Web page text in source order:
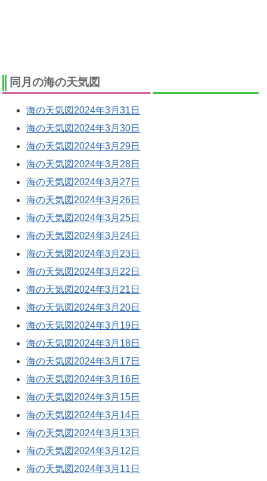
同月の海の天気図
海の天気図2024年3月31日
海の天気図2024年3月30日
海の天気図2024年3月29日
海の天気図2024年3月28日
海の天気図2024年3月27日
海の天気図2024年3月26日
海の天気図2024年3月25日
海の天気図2024年3月24日
海の天気図2024年3月23日
海の天気図2024年3月22日
海の天気図2024年3月21日
海の天気図2024年3月20日
海の天気図2024年3月19日
海の天気図2024年3月18日
海の天気図2024年3月17日
海の天気図2024年3月16日
海の天気図2024年3月15日
海の天気図2024年3月14日
海の天気図2024年3月13日
海の天気図2024年3月12日
海の天気図2024年3月11日